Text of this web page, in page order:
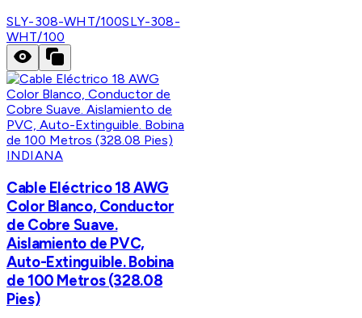
SLY-308-WHT/100SLY-308-
WHT/100
INDIANA
Cable Eléctrico 18 AWG
Color Blanco, Conductor
de Cobre Suave.
Aislamiento de PVC,
Auto-Extinguible. Bobina
de 100 Metros (328.08
Pies)